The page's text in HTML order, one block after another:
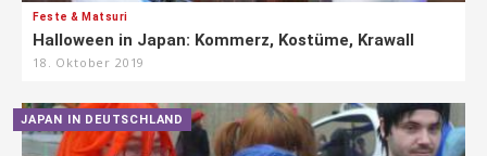
Feste & Matsuri
Halloween in Japan: Kommerz, Kostüme, Krawall
18. Oktober 2019
JAPAN IN DEUTSCHLAND